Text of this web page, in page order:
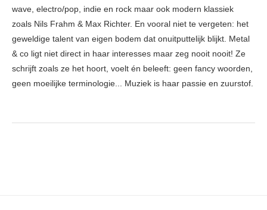
wave, electro/pop, indie en rock maar ook modern klassiek
zoals Nils Frahm & Max Richter. En vooral niet te vergeten: het
geweldige talent van eigen bodem dat onuitputtelijk blijkt. Metal
& co ligt niet direct in haar interesses maar zeg nooit nooit! Ze
schrijft zoals ze het hoort, voelt én beleeft: geen fancy woorden,
geen moeilijke terminologie... Muziek is haar passie en zuurstof.